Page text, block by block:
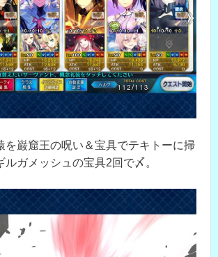
を巌窟王の呪い＆宝具でテキトーに掃
ルガメッシュの宝具2回で〆。